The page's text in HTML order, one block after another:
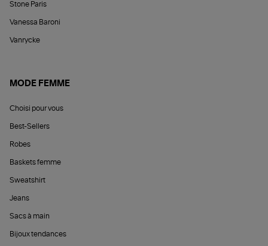
Stone Paris
Vanessa Baroni
Vanrycke
MODE FEMME
Choisi pour vous
Best-Sellers
Robes
Baskets femme
Sweatshirt
Jeans
Sacs à main
Bijoux tendances